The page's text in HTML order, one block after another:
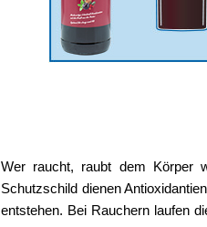
Wer raucht, raubt dem Körper
Schutzschild dienen
entstehen. Bei Rauchern laufen